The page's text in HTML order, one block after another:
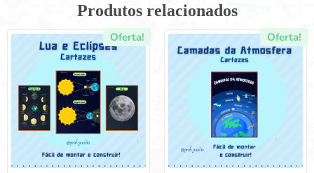
Produtos relacionados
Oferta! Oferta!